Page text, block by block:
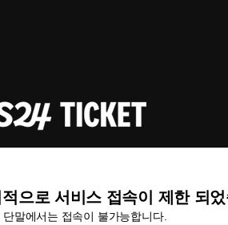
으로 서비스 접속이 제한 되
말에서는 접속이 불가능합니다.